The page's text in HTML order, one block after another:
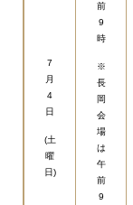
7
月
4
日
(土
曜
日)
前
9
時
※
長
岡
会
場
は
午
前
9